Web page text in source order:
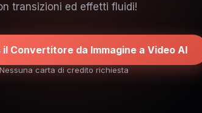
transizioni ed effetti fluidi!
Convertitore da Immagine a Video AI
Nessuna carta di credito richiesta